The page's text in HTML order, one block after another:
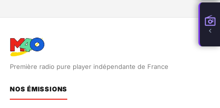
Première radio pure player indépendante de France
NOS ÉMISSIONS